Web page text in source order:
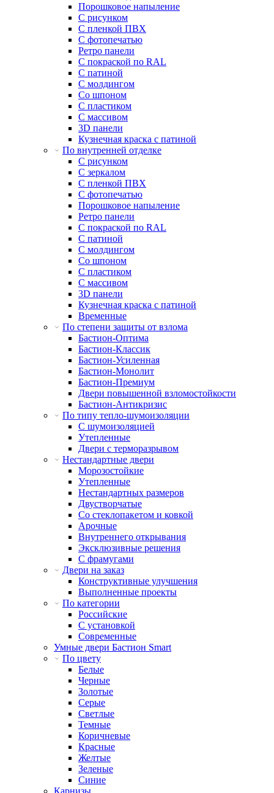
Порошковое напыление
С рисунком
С пленкой ПВХ
С фотопечатью
Ретро панели
С покраской по RAL
С патиной
С молдингом
Со шпоном
С пластиком
С массивом
3D панели
Кузнечная краска с патиной
По внутренней отделке
С рисунком
С зеркалом
С пленкой ПВХ
С фотопечатью
Порошковое напыление
Ретро панели
С покраской по RAL
С патиной
С молдингом
Со шпоном
С пластиком
С массивом
3D панели
Кузнечная краска с патиной
Временные
По степени защиты от взлома
Бастион-Оптима
Бастион-Классик
Бастион-Усиленная
Бастион-Монолит
Бастион-Премиум
Двери повышенной взломостойкости
Бастион-Антикризис
По типу тепло-шумоизоляции
С шумоизоляцией
Утепленные
Двери с терморазрывом
Нестандартные двери
Морозостойкие
Утепленные
Нестандартных размеров
Двустворчатые
Со стеклопакетом и ковкой
Арочные
Внутреннего открывания
Эксклюзивные решения
С фрамугами
Двери на заказ
Конструктивные улучшения
Выполненные проекты
По категории
Российские
С установкой
Современные
Умные двери Бастион Smart
По цвету
Белые
Черные
Золотые
Серые
Светлые
Темные
Коричневые
Красные
Желтые
Зеленые
Синие
Карнизы